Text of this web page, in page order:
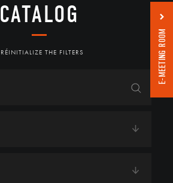
CATALOG
RÉINITIALIZE THE FILTERS E-MEETING ROOM